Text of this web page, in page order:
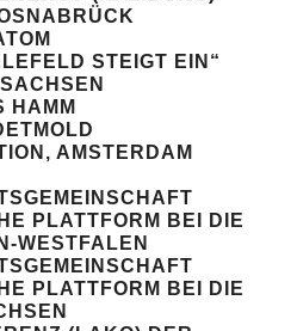
STEIGT EIN“
HAMM
AMSTERDAM
PLATTFORM BEI DIE
WESTFALEN
PLATTFORM BEI DIE